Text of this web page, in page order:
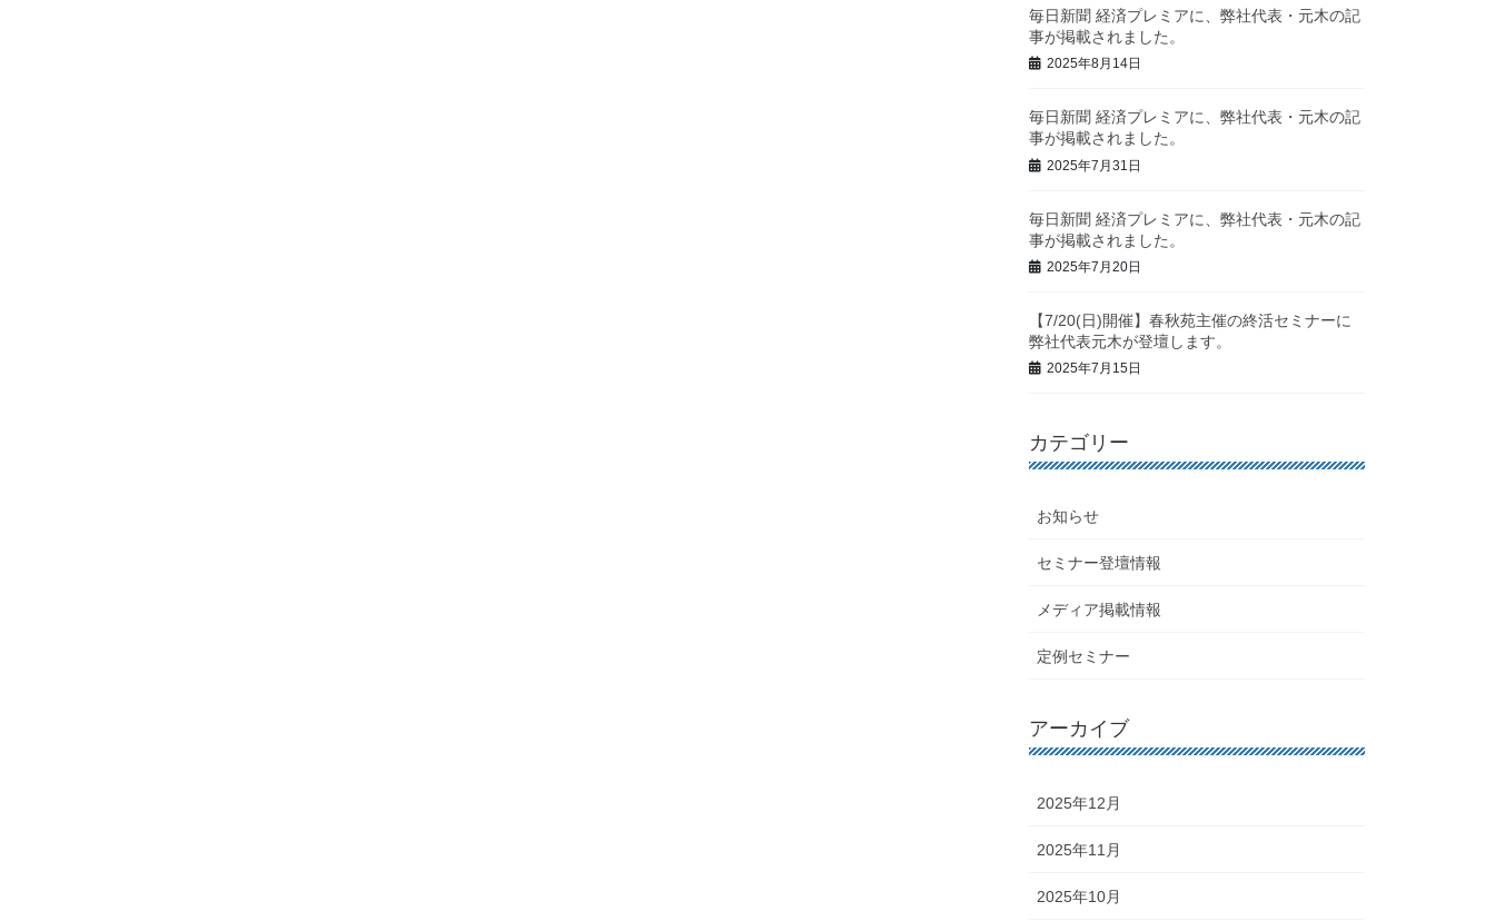
毎日新聞 経済プレミアに、弊社代表・元木の記
事が掲載されました。
2025年8月14日
毎日新聞 経済プレミアに、弊社代表・元木の記
事が掲載されました。
2025年7月31日
毎日新聞 経済プレミアに、弊社代表・元木の記
事が掲載されました。
2025年7月20日
【7/20(日)開催】春秋苑主催の終活セミナーに
弊社代表元木が登壇します。
2025年7月15日
カテゴリー
お知らせ
セミナー登壇情報
メディア掲載情報
定例セミナー
アーカイブ
2025年12月
2025年11月
2025年10月